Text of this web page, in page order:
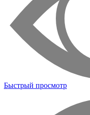
Быстрый просмотр